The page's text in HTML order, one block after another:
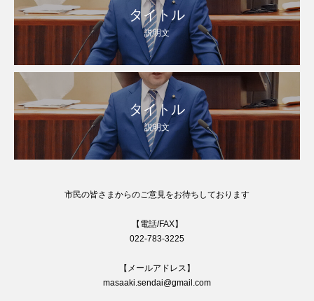
タイトル
説明文
タイトル
説明文
市民の皆さまからのご意見をお待ちしております
【電話/FAX】
022-783-3225
【メールアドレス】
masaaki.sendai@gmail.com